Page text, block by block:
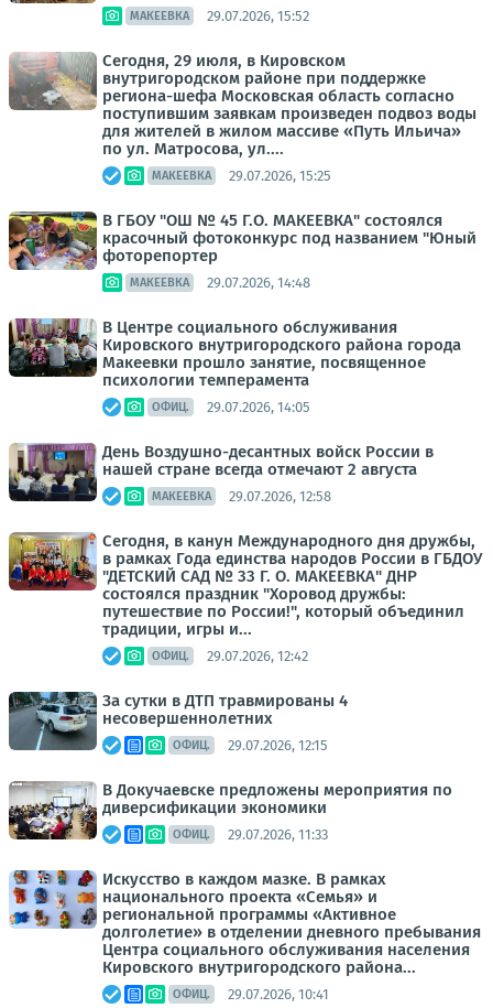
МАКЕЕВКА 29.07.2026, 15:52
Сегодня, 29 июля, в Кировском
внутригородском районе при поддержке
региона-шефа Московская область согласно
поступившим заявкам произведен подвоз воды
для жителей в жилом массиве «Путь Ильича»
по ул. Матросова, ул....
МАКЕЕВКА 29.07.2026, 15:25
В ГБОУ "ОШ № 45 Г.О. МАКЕЕВКА" состоялся
красочный фотоконкурс под названием "Юный
фоторепортер
МАКЕЕВКА 29.07.2026, 14:48
В Центре социального обслуживания
Кировского внутригородского района города
Макеевки прошло занятие, посвященное
психологии темперамента
ОФИЦ. 29.07.2026, 14:05
День Воздушно-десантных войск России в
нашей стране всегда отмечают 2 августа
МАКЕЕВКА 29.07.2026, 12:58
Сегодня, в канун Международного дня дружбы,
в рамках Года единства народов России в ГБДОУ
"ДЕТСКИЙ САД № 33 Г. О. МАКЕЕВКА" ДНР
состоялся праздник "Хоровод дружбы:
путешествие по России!", который объединил
традиции, игры и...
ОФИЦ. 29.07.2026, 12:42
За сутки в ДТП травмированы 4
несовершеннолетних
ОФИЦ. 29.07.2026, 12:15
В Докучаевске предложены мероприятия по
диверсификации экономики
ОФИЦ. 29.07.2026, 11:33
Искусство в каждом мазке. В рамках
национального проекта «Семья» и
региональной программы «Активное
долголетие» в отделении дневного пребывания
Центра социального обслуживания населения
Кировского внутригородского района...
ОФИЦ. 29.07.2026, 10:41